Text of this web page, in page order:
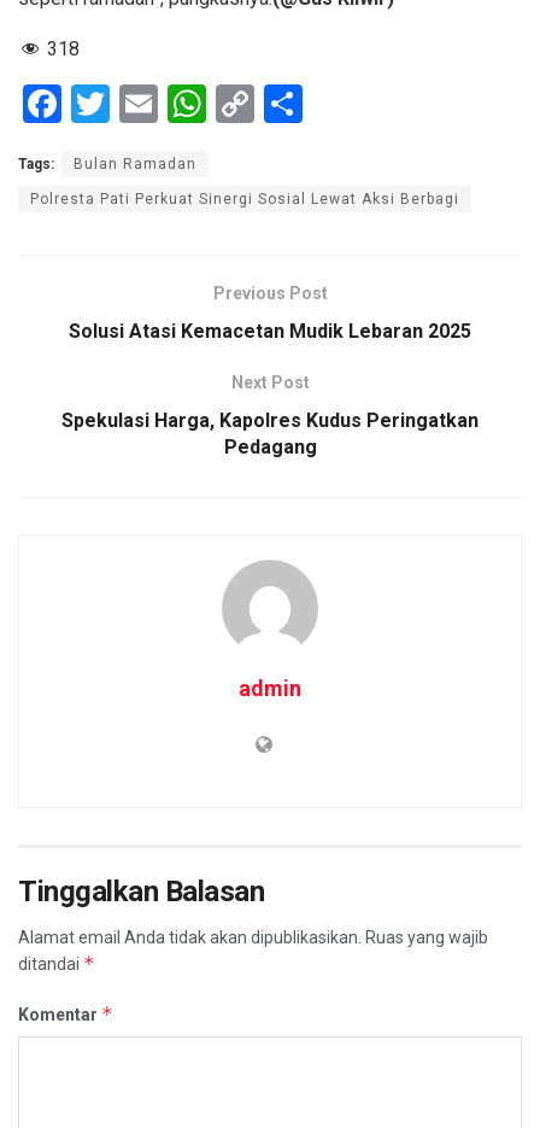
318
F
ce
b
k
T
tt
er
E
ail
W
at
s
p
p
C
py
Li
k
ar
e
Tags: Bulan Ramadan
Polresta Pati Perkuat Sinergi Sosial Lewat Aksi Berbagi
Previous Post
Solusi Atasi Kemacetan Mudik Lebaran 2025
Next Post
Spekulasi Harga, Kapolres Kudus Peringatkan
Pedagang
admin
Tinggalkan Balasan
Alamat email Anda tidak akan dipublikasikan. Ruas yang wajib
ditandai *
Komentar *